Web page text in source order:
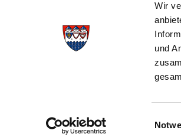
Wir
und
Gesundheit
Bildung
Kreisverwaltung Steinburg